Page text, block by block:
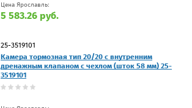
Цена Ярославль:
5 583.26 руб.
25-3519101
Камера тормозная тип 20/20 с внутренним
дренажным клапаном с чехлом (шток 58 мм) 25-
3519101